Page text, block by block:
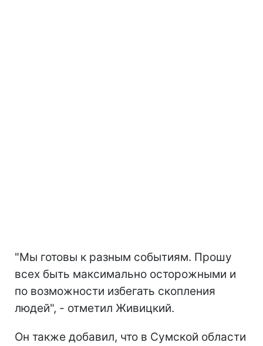
"Мы готовы к разным событиям. Прошу
всех быть максимально осторожными и
по возможности избегать скопления
людей", - отметил Живицкий.
Он также добавил, что в Сумской области